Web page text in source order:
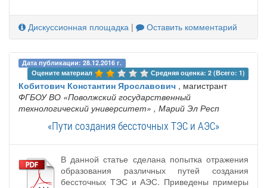
Дискуссионная площадка | Оставить комментарий
Дата публикации: 28.12.2016 г.
Оцените материал
Средняя оценка: 2 (Всего: 1)
Кобитович Константин Ярославович , магистрант
ФГБОУ ВО «Поволжский государственный
технологический университет» , Марий Эл Респ
«Пути создания бессточных ТЭС и АЭС»
В данной статье сделана попытка отражения
образования различных путей создания
бессточных ТЭС и АЭС. Приведены примеры